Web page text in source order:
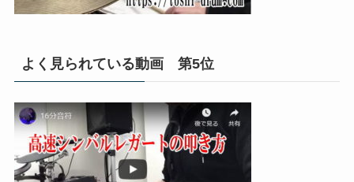
よく見られている動画 第5位